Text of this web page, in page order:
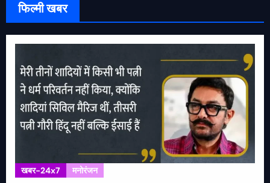
फिल्मी खबर
खबर-24x7 मनोरंजन